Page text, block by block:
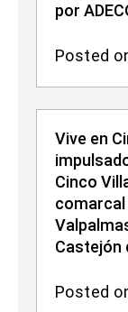
por
Posted
Vive en
Cinco
Castejón
Posted